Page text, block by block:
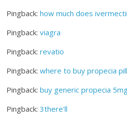
Pingback:how much does
Pingback:viagra
Pingback:revatio
Pingback:where to buy propecia
Pingback:buy generic propecia
Pingback:3there'll